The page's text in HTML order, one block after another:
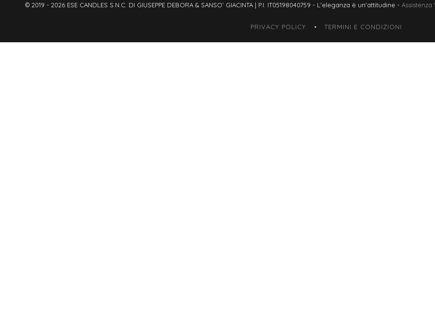
© 2019 - 2026 ESE CANDLES S.N.C. DI GIUSEPPE DEBORA & SANSO’ GIACINTA | P.I. IT05198040759 - L'eleganza è un'attitudine - Assistenza
PRIVACY POLICY TERMINI E CONDIZIONI